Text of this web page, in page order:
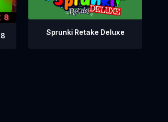
Sprunki Retake Deluxe